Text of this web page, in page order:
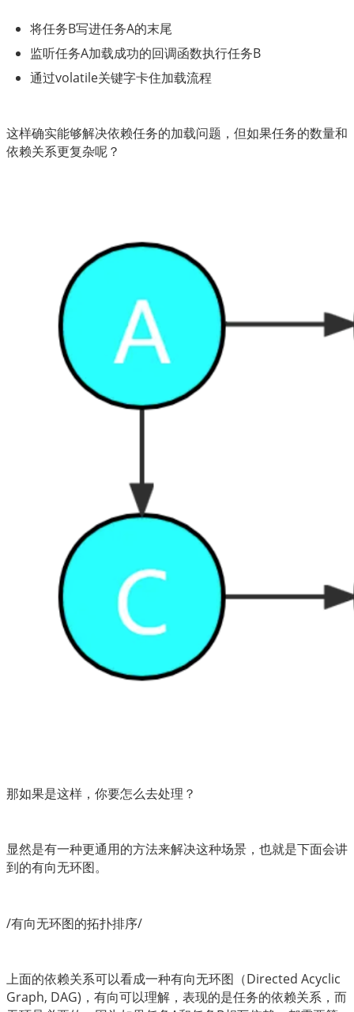
将任务B写进任务A的末尾
监听任务A加载成功的回调函数执行任务B
通过volatile关键字卡住加载流程
这样确实能够解决依赖任务的加载问题，但如果任务的数量和
依赖关系更复杂呢？
那如果是这样，你要怎么去处理？
显然是有一种更通用的方法来解决这种场景，也就是下面会讲
到的有向无环图。
/有向无环图的拓扑排序/
上面的依赖关系可以看成一种有向无环图（Directed Acyclic
Graph, DAG)，有向可以理解，表现的是任务的依赖关系，而